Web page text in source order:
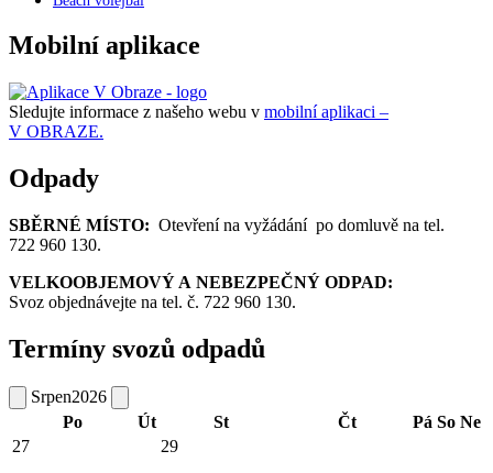
Mobilní aplikace
Sledujte informace z našeho webu v mobilní aplikaci –
V OBRAZE.
Odpady
SBĚRNÉ MÍSTO: Otevření na vyžádání po domluvě na tel.
722 960 130.
VELKOOBJEMOVÝ A NEBEZPEČNÝ ODPAD:
Svoz objednávejte na tel. č. 722 960 130.
Termíny svozů odpadů
Srpen2026
Po
Út St Čt Pá So Ne
27
29